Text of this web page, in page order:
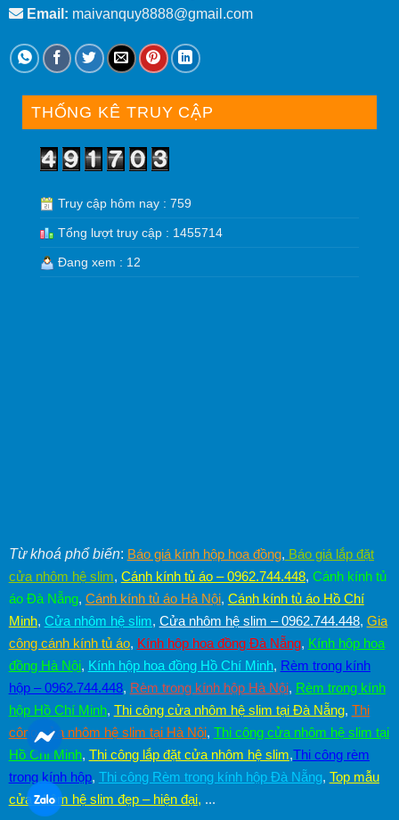
Email: maivanquy8888@gmail.com
THỐNG KÊ TRUY CẬP
Truy cập hôm nay : 759
Tổng lượt truy cập : 1455714
Đang xem : 12
Từ khoá phổ biến: Báo giá kính hộp hoa đồng, Báo giá lắp đặt
cửa nhôm hệ slim, Cánh kính tủ áo – 0962.744.448, Cánh kính tủ
áo Đà Nẵng, Cánh kính tủ áo Hà Nội, Cánh kính tủ áo Hồ Chí
Minh, Cửa nhôm hệ slim, Cửa nhôm hệ slim – 0962.744.448, Gia
công cánh kính tủ áo, Kính hộp hoa đồng Đà Nẵng, Kính hộp hoa
đồng Hà Nội, Kính hộp hoa đồng Hồ Chí Minh, Rèm trong kính
hộp – 0962.744.448, Rèm trong kính hộp Hà Nội, Rèm trong kính
hộp Hồ Chí Minh, Thi công cửa nhôm hệ slim tại Đà Nẵng, Thi
công cửa nhôm hệ slim tại Hà Nội, Thi công cửa nhôm hệ slim tại
Hồ Chí Minh, Thi công lắp đặt cửa nhôm hệ slim,Thi công rèm
trong kính hộp, Thi công Rèm trong kính hộp Đà Nẵng, Top mẫu
cửa nhôm hệ slim đẹp – hiện đại, ...